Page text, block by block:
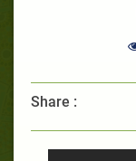
Share :